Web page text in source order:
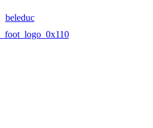
beleduc